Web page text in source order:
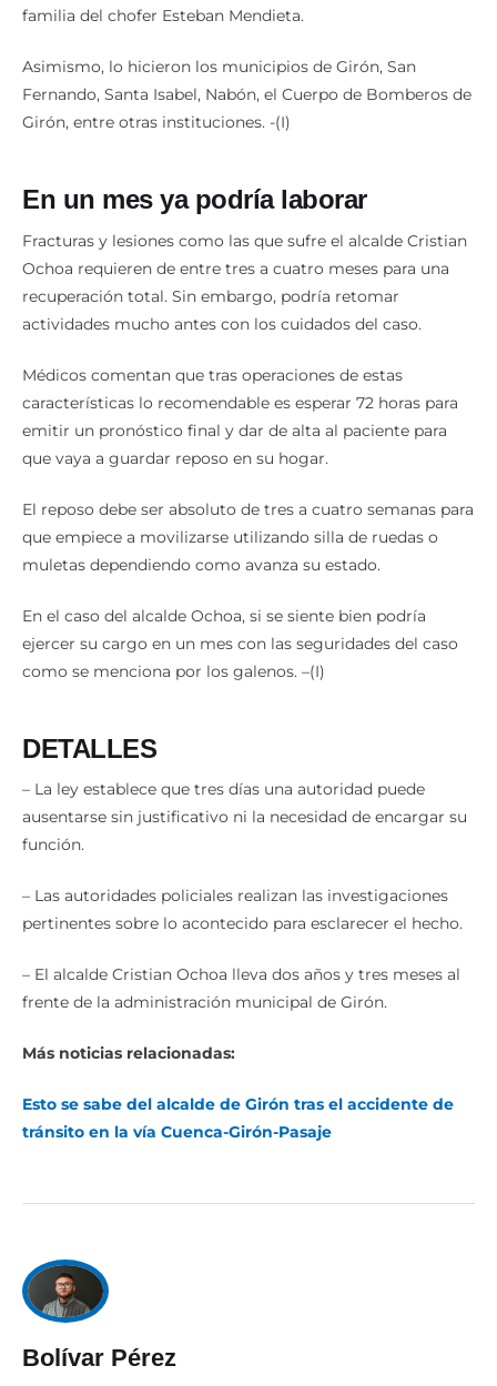
Fernando, Santa Isabel, Nabón, el Cuerpo de Bomberos de
Girón, entre otras instituciones. -(I)
Fracturas y lesiones como las que sufre el alcalde Cristian
Ochoa requieren de entre tres a cuatro meses para una
recuperación total. Sin embargo, podría retomar
actividades mucho antes con los cuidados del caso.
características lo recomendable es esperar 72 horas para
emitir un pronóstico final y dar de alta al paciente para
que vaya a guardar reposo en su hogar.
que empiece a movilizarse utilizando silla de ruedas o
muletas dependiendo como avanza su estado.
ejercer su cargo en un mes con las seguridades del caso
como se menciona por los galenos. –(I)
– La ley establece que tres días una autoridad puede
ausentarse sin justificativo ni la necesidad de encargar su
función.
pertinentes sobre lo acontecido para esclarecer el hecho.
frente de la administración municipal de Girón.
tránsito en la vía Cuenca-Girón-Pasaje